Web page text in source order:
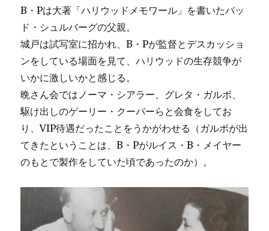
B・Pは大著「ハリウッドメモワール」を書いたバッ
ド・シュルバーグの父親。
城戸は試写室に招かれ、B・Pが監督とデスカッショ
ンをしている場面を見て、ハリウッドの生存競争が
いかに激しいかと感じる。
晩さん会ではノーマ・シアラー、グレタ・ガルボ、
駆け出しのゲーリー・クーパーらと会食をしてお
り、VIP待遇だったことをうかがわせる（ガルボが出
てきたということは、B・Pがルイス・B・メイヤー
のもとで製作をしていた頃であったのか）。